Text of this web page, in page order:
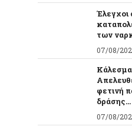
Έλεγχοι
των
07/08/
φετινή
δράσης...
07/08/